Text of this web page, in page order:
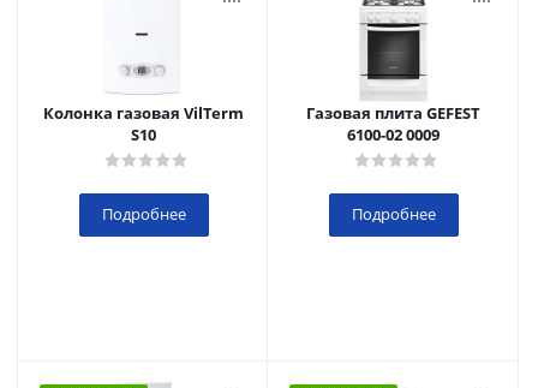
Колонка газовая VilTerm
S10
Подробнее
Газовая плита GEFEST
6100-02 0009
Подробнее